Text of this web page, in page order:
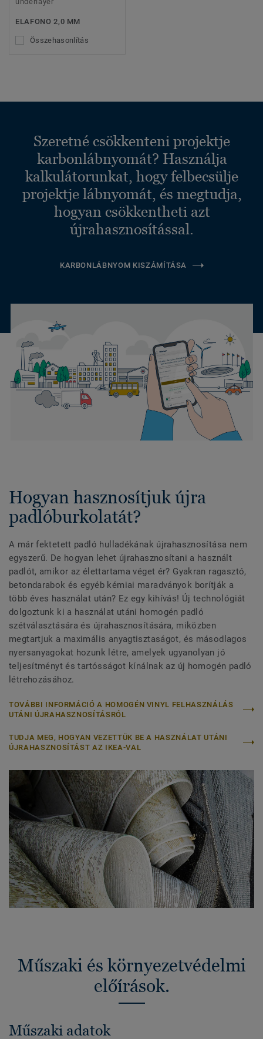
ELAFONO 2,0 MM
Összehasonlítás
Szeretné csökkenteni projektje
karbonlábnyomát? Használja
kalkulátorunkat, hogy felbecsülje
projektje lábnyomát, és megtudja,
hogyan csökkentheti azt
újrahasznosítással.
KARBONLÁBNYOM KISZÁMÍTÁSA
Hogyan hasznosítjuk újra
padlóburkolatát?
A már fektetett padló hulladékának újrahasznosítása nem
egyszerű. De hogyan lehet újrahasznosítani a használt
padlót, amikor az élettartama véget ér? Gyakran ragasztó,
betondarabok és egyéb kémiai maradványok borítják a
több éves használat után? Ez egy kihívás! Új technológiát
dolgoztunk ki a használat utáni homogén padló
szétválasztására és újrahasznosítására, miközben
megtartjuk a maximális anyagtisztaságot, és másodlagos
nyersanyagokat hozunk létre, amelyek ugyanolyan jó
teljesítményt és tartósságot kínálnak az új homogén padló
létrehozásához.
TOVÁBBI INFORMÁCIÓ A HOMOGÉN VINYL FELHASZNÁLÁS
UTÁNI ÚJRAHASZNOSÍTÁSRÓL
TUDJA MEG, HOGYAN VEZETTÜK BE A HASZNÁLAT UTÁNI
ÚJRAHASZNOSÍTÁST AZ IKEA-VAL
Műszaki és környezetvédelmi
előírások.
Műszaki adatok